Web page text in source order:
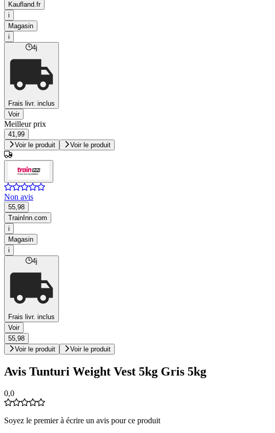
Kaufland.fr
i
Magasin
i
4j
Frais livr. inclus
Voir
Meilleur prix
41,99
Voir le produit
Voir le produit
Non avis
55,98
TrainInn.com
i
Magasin
i
4j
Frais livr. inclus
Voir
55,98
Voir le produit
Voir le produit
Avis Tunturi Weight Vest 5kg Gris 5kg
0,0
Soyez le premier à écrire un avis pour ce produit